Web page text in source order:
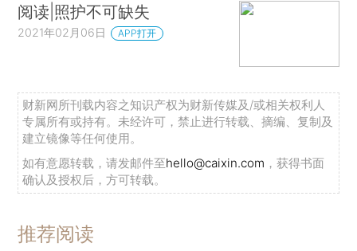
阅读|照护不可缺失
2021年02月06日 APP打开
财新网所刊载内容之知识产权为财新传媒及/或相关权利人
专属所有或持有。未经许可，禁止进行转载、摘编、复制及
建立镜像等任何使用。
如有意愿转载，请发邮件至hello@caixin.com ，获得书面
确认及授权后，方可转载。
推荐阅读